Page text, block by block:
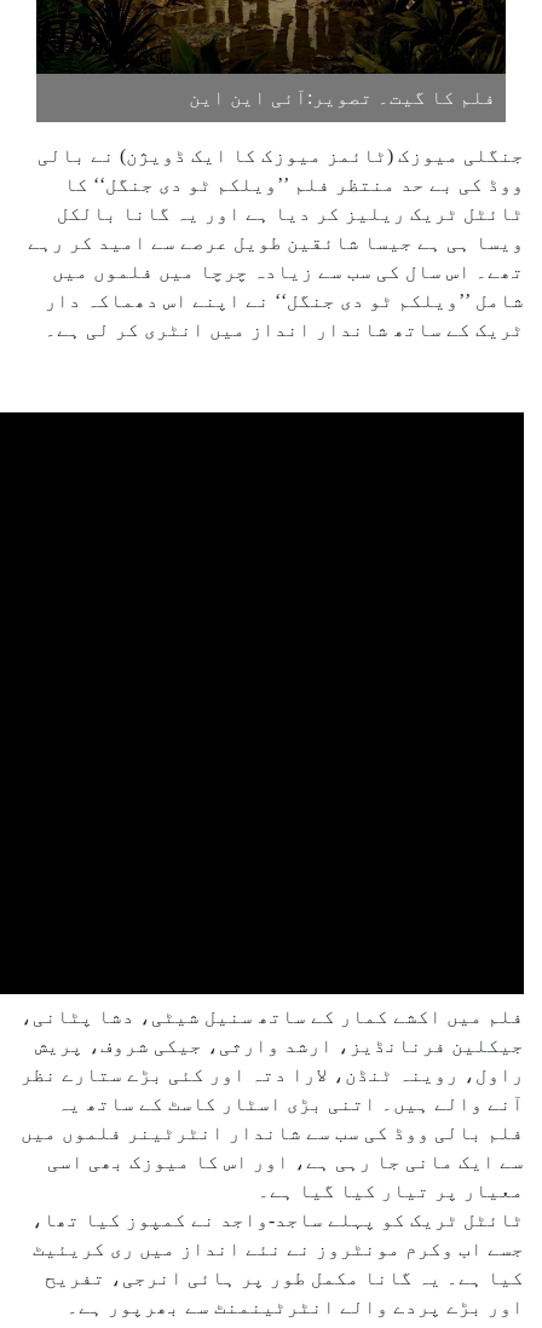
فلم کا گیت۔ تصویر:آئی این این
جنگلی میوزک (ٹائمز میوزک کا ایک ڈویژن) نے بالی
ووڈ کی بے حد منتظر فلم ’’ویلکم ٹو دی جنگل‘‘ کا
ٹائٹل ٹریک ریلیز کر دیا ہے اور یہ گانا بالکل
ویسا ہی ہے جیسا شائقین طویل عرصے سے امید کر رہے
تھے۔ اس سال کی سب سے زیادہ چرچا میں فلموں میں
شامل ’’ویلکم ٹو دی جنگل‘‘ نے اپنے اس دھماکہ دار
ٹریک کے ساتھ شاندار انداز میں انٹری کر لی ہے۔
فلم میں اکشے کمار کے ساتھ سنیل شیٹی، دشا پٹانی،
جیکلین فرنانڈیز، ارشد وارثی، جیکی شروف، پریش
راول، روینہ ٹنڈن، لارا دتہ اور کئی بڑے ستارے نظر
آنے والے ہیں۔ اتنی بڑی اسٹار کاسٹ کے ساتھ یہ
فلم بالی ووڈ کی سب سے شاندار انٹرٹینر فلموں میں
سے ایک مانی جا رہی ہے، اور اس کا میوزک بھی اسی
معیار پر تیار کیا گیا ہے۔
ٹائٹل ٹریک کو پہلے ساجد-واجد نے کمپوز کیا تھا،
جسے اب وکرم مونٹروز نے نئے انداز میں ری کریئیٹ
کیا ہے۔ یہ گانا مکمل طور پر ہائی انرجی، تفریح
اور بڑے پردے والے انٹرٹینمنٹ سے بھرپور ہے۔